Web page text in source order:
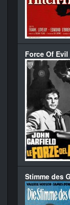
Force Of Evil
Stimme des